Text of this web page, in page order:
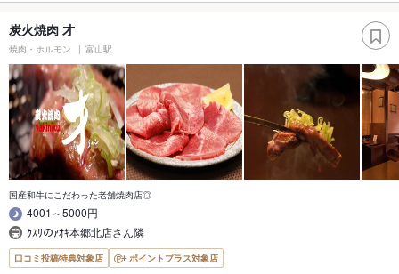
炭火焼肉 才
焼肉・ホルモン 富山駅
国産和牛にこだわった老舗焼肉店◎
4001～5000円
ｸｽﾘのｱｵｷ本郷北店さん隣
口コミ投稿特典対象店 ポイントプラス対象店